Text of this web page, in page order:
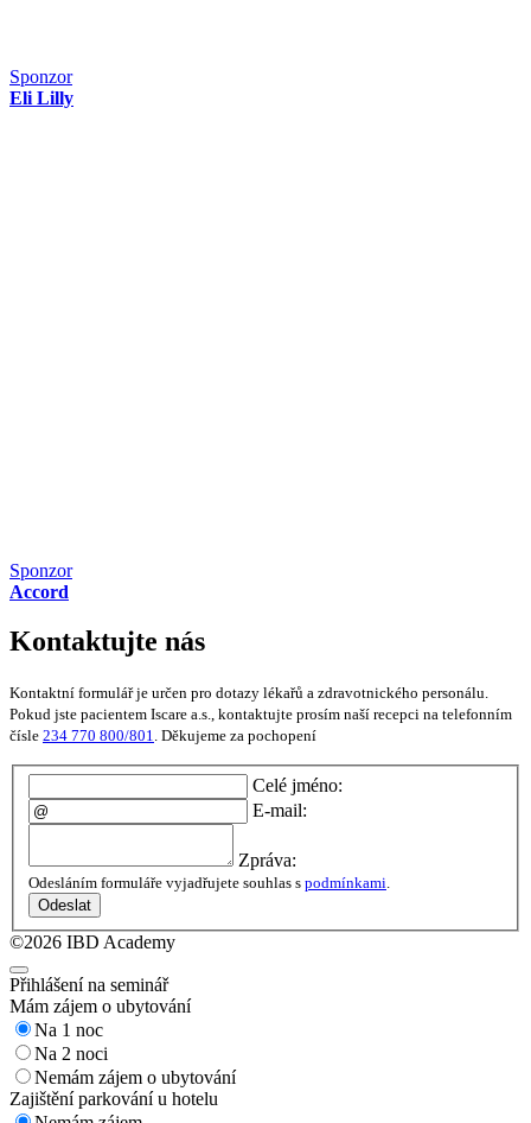
Sponzor
Eli Lilly
Sponzor
Accord
Kontaktujte nás
Kontaktní formulář je určen pro dotazy lékařů a zdravotnického personálu.
Pokud jste pacientem Iscare a.s., kontaktujte prosím naší recepci na telefonním
čísle 234 770 800/801. Děkujeme za pochopení
Celé jméno:
E-mail:
Zpráva:
Odesláním formuláře vyjadřujete souhlas s podmínkami
Odeslat
©2026 IBD Academy
Přihlášení na seminář
Mám zájem o ubytování
Na 1 noc
Na 2 noci
Nemám zájem o ubytování
Zajištění parkování u hotelu